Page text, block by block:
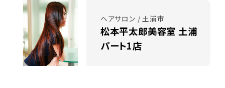
ヘアサロン / 土浦市
松本平太郎美容室 土浦
パート1店